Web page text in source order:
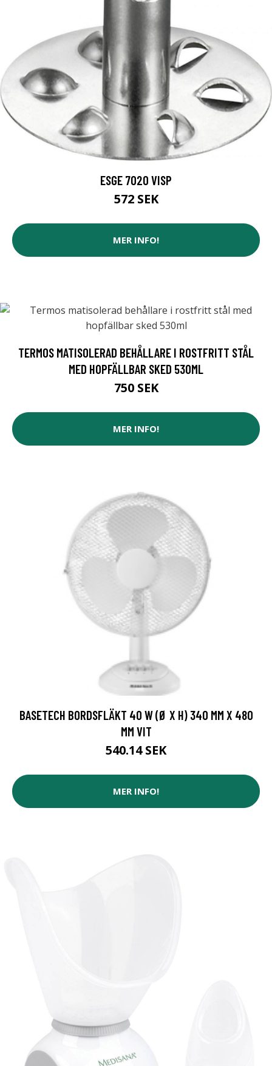
ESGE 7020 VISP
572 SEK
MER INFO!
TERMOS MATISOLERAD BEHÅLLARE I ROSTFRITT STÅL
MED HOPFÄLLBAR SKED 530ML
750 SEK
MER INFO!
BASETECH BORDSFLÄKT 40 W (Ø X H) 340 MM X 480
MM VIT
540.14 SEK
MER INFO!